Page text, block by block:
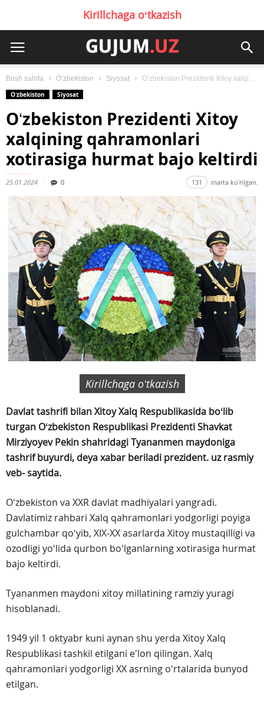
Kirillchaga oʻtkazish
Bosh sahifa Oʻzbekiston Siyosat
Oʻzbekiston Prezidenti Xitoy xalqining qahramonlari xotirasiga hurmat bajo keltirdi
Oʻzbekiston
Siyosat
Oʻzbekiston Prezidenti Xitoy
xalqining qahramonlari
xotirasiga hurmat bajo keltirdi
25.01.2024 0 131 marta koʻrilgan.
Kirillchaga oʻtkazish
Davlat tashrifi bilan Xitoy Xalq Respublikasida boʻlib
turgan Oʻzbekiston Respublikasi Prezidenti Shavkat
Mirziyoyev Pekin shahridagi Tyananmen maydoniga
tashrif buyurdi, deya xabar beriladi prezident. uz rasmiy
veb- saytida.
Oʻzbekiston va XXR davlat madhiyalari yangradi.
Davlatimiz rahbari Xalq qahramonlari yodgorligi poyiga
gulchambar qoʻyib, XIX-XX asarlarda Xitoy mustaqilligi va
ozodligi yoʻlida qurbon boʻlganlarning xotirasiga hurmat
bajo keltirdi.
Tyananmen maydoni xitoy millatining ramziy yuragi
hisoblanadi.
1949 yil 1 oktyabr kuni aynan shu yerda Xitoy Xalq
Respublikasi tashkil etilgani eʼlon qilingan. Xalq
qahramonlari yodgorligi XX asrning oʻrtalarida bunyod
etilgan.